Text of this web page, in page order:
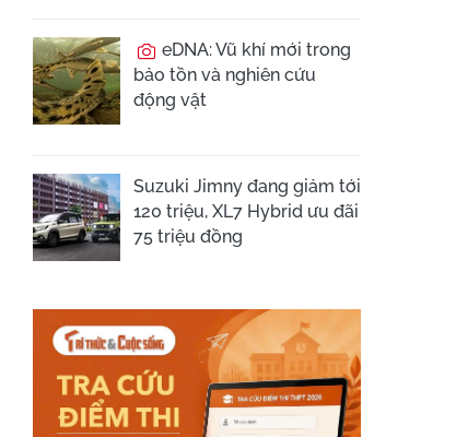
eDNA: Vũ khí mới trong
bảo tồn và nghiên cứu
động vật
Suzuki Jimny đang giảm tới
120 triệu, XL7 Hybrid ưu đãi
75 triệu đồng